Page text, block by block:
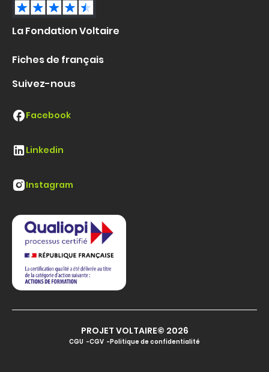
La Fondation Voltaire
Fiches de français
Suivez-nous
Facebook
Linkedin
Instagram
PROJET VOLTAIRE© 2026
CGU CGV Politique de confidentialité